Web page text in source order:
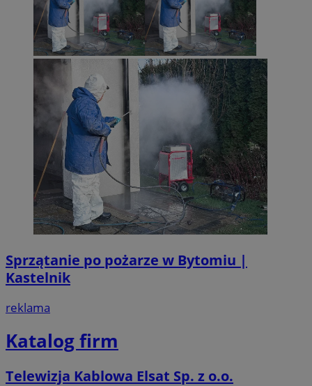
Sprzątanie po pożarze w Bytomiu |
Kastelnik
reklama
Katalog firm
Telewizja Kablowa Elsat Sp. z o.o.